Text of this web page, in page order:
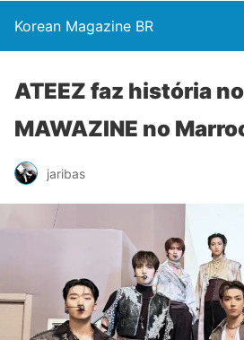
Korean Magazine BR
ATEEZ faz história
MAWAZINE no
jaribas